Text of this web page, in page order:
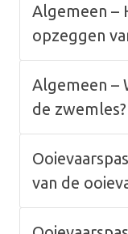
Algemeen –
opzeggen
Algemeen –
de zwemles?
van de